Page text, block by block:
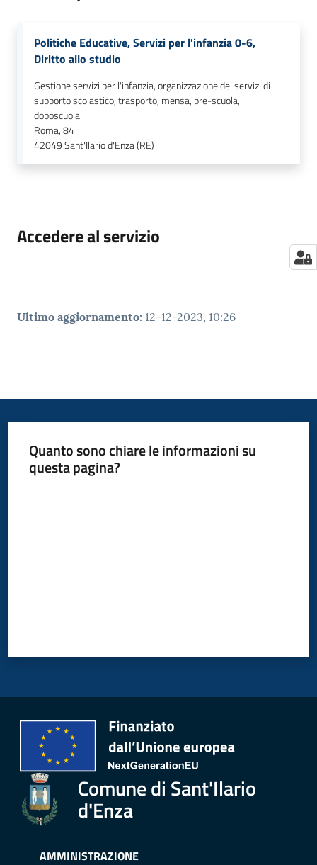
Politiche Educative, Servizi per l'infanzia 0-6,
Diritto allo studio
Gestione servizi per l'infanzia, organizzazione dei servizi di
supporto scolastico, trasporto, mensa, pre-scuola,
doposcuola.
Roma, 84
42049Sant'Ilario d'Enza (RE)
Accedere al servizio
Ultimo aggiornamento: 12-12-2023, 10:26
Quanto sono chiare le informazioni su
questa pagina?
Comune di Sant'Ilario
d'Enza
AMMINISTRAZIONE